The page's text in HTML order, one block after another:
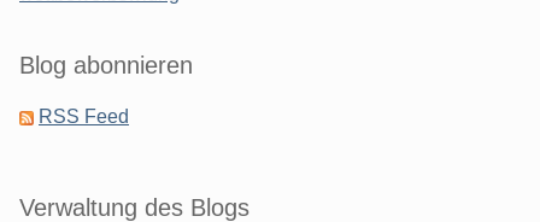
Blog abonnieren
RSS Feed
Verwaltung des Blogs